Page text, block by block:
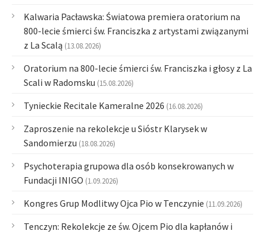
Kalwaria Pacławska: Światowa premiera oratorium na
800-lecie śmierci św. Franciszka z artystami związanymi
z La Scalą (13.08.2026)
Oratorium na 800-lecie śmierci św. Franciszka i głosy z La
Scali w Radomsku (15.08.2026)
Tynieckie Recitale Kameralne 2026 (16.08.2026)
Zaproszenie na rekolekcje u Sióstr Klarysek w
Sandomierzu (18.08.2026)
Psychoterapia grupowa dla osób konsekrowanych w
Fundacji INIGO (1.09.2026)
Kongres Grup Modlitwy Ojca Pio w Tenczynie (11.09.2026)
Tenczyn: Rekolekcje ze św. Ojcem Pio dla kapłanów i